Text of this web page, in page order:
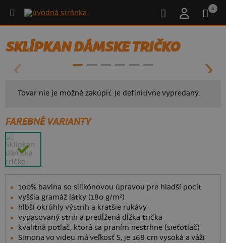
0
SKLÍPKAN DÁMSKE TRIČKO
Tovar nie je možné zakúpiť. Je definitívne vypredaný.
FAREBNÉ VARIANTY
100% bavlna so silikónovou úpravou pre hladší pocit
vyššia gramáž látky (180 g/m²)
hlbší okrúhly výstrih a kratšie rukávy
vypasovaný strih a predĺžená dĺžka trička
kvalitná potlač, ktorá sa praním nestrhne (sieťotlač)
Simona vo videu má veľkosť S, je 168 cm vysoká a váži